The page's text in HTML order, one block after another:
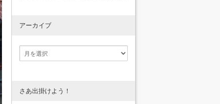
アーカイブ
さあ出掛けよう！